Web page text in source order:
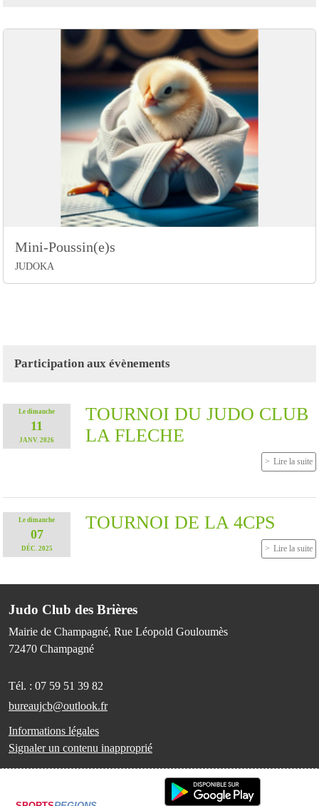
Mini-Poussin(e)s
JUDOKA
Participation aux évènements
Le dimanche
11
JANV. 2026
TOURNOI DU JUDO CLUB
LA FLECHE
Lire la suite
Le dimanche
07
DÉC. 2025
TOURNOI DE LA 4CPS
Lire la suite
Judo Club des Brières
Mairie de Champagné, Rue Léopold Gouloumès
72470 Champagné
Tél. : 07 59 51 39 82
bureaujcb@outlook.fr
Informations légales
Signaler un contenu inapproprié